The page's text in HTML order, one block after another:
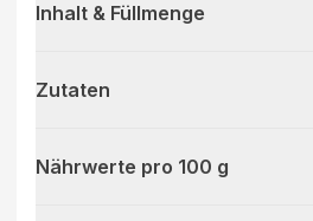
Inhalt & Füllmenge
Zutaten
Nährwerte pro 100 g